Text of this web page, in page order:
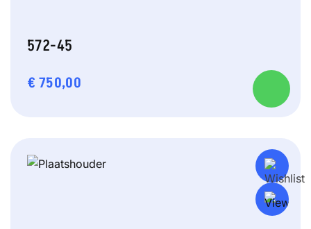
572-45
€ 750,00